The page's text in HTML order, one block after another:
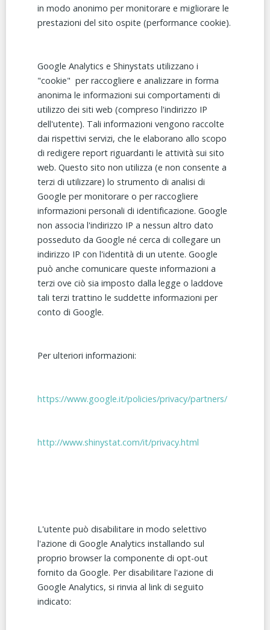
in modo anonimo per monitorare e migliorare le
prestazioni del sito ospite (performance cookie).
Google Analytics e Shinystats utilizzano i
"cookie" per raccogliere e analizzare in forma
anonima le informazioni sui comportamenti di
utilizzo dei siti web (compreso l'indirizzo IP
dell'utente). Tali informazioni vengono raccolte
dai rispettivi servizi, che le elaborano allo scopo
di redigere report riguardanti le attività sui sito
web. Questo sito non utilizza (e non consente a
terzi di utilizzare) lo strumento di analisi di
Google per monitorare o per raccogliere
informazioni personali di identificazione. Google
non associa l'indirizzo IP a nessun altro dato
posseduto da Google né cerca di collegare un
indirizzo IP con l'identità di un utente. Google
può anche comunicare queste informazioni a
terzi ove ciò sia imposto dalla legge o laddove
tali terzi trattino le suddette informazioni per
conto di Google.
Per ulteriori informazioni:
https://www.google.it/policies/privacy/partners/
http://www.shinystat.com/it/privacy.html
L'utente può disabilitare in modo selettivo
l'azione di Google Analytics installando sul
proprio browser la componente di opt-out
fornito da Google. Per disabilitare l'azione di
Google Analytics, si rinvia al link di seguito
indicato: